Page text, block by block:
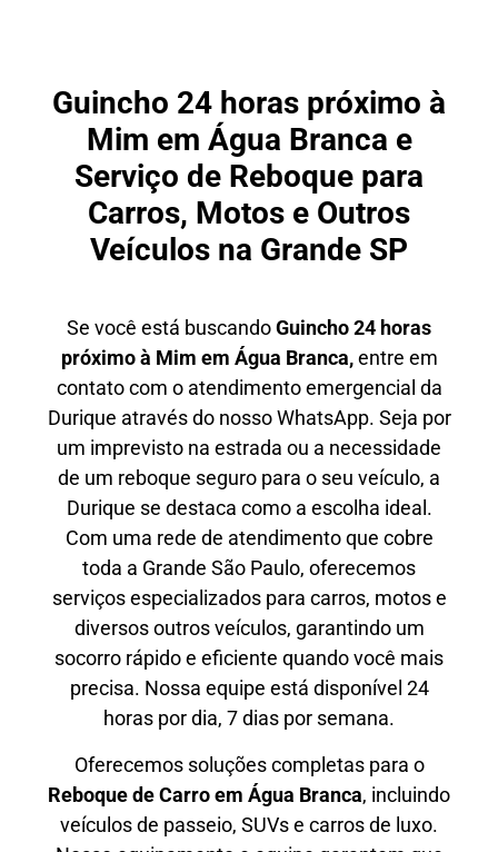
Guincho 24 horas próximo à
Mim em Água Branca e
Serviço de Reboque para
Carros, Motos e Outros
Veículos na Grande SP
Se você está buscandoGuincho 24 horas
próximo à Mim em Água Branca,entre em
contato com o atendimento emergencial da
Durique através do nosso WhatsApp. Seja por
um imprevisto na estrada ou a necessidade
de um reboque seguro para o seu veículo, a
Durique se destaca como a escolha ideal.
Com uma rede de atendimento que cobre
toda a Grande São Paulo, oferecemos
serviços especializados para carros, motos e
diversos outros veículos, garantindo um
socorro rápido e eficiente quando você mais
precisa. Nossa equipe está disponível 24
horas por dia, 7 dias por semana.
Oferecemos soluções completas para o
Reboque de Carro em Água Branca, incluindo
veículos de passeio, SUVs e carros de luxo.